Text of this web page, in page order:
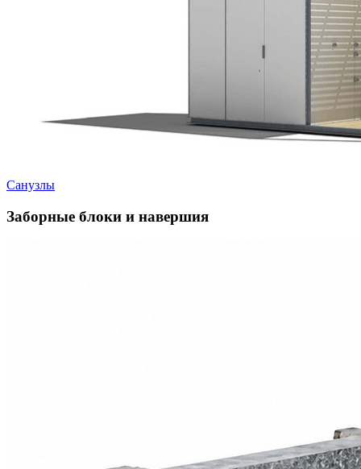
Санузлы
Заборные блоки и навершия